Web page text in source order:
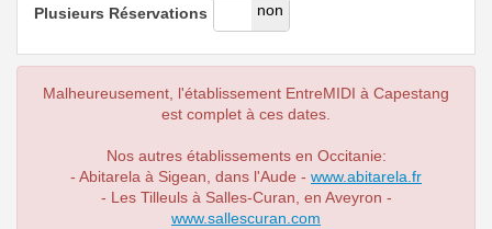
Plusieurs Réservations
oui non
Malheureusement, l'établissement EntreMIDI à Capestang
est complet à ces dates.
Nos autres établissements en Occitanie:
- Abitarela à Sigean, dans l'Aude - www.abitarela.fr
- Les Tilleuls à Salles-Curan, en Aveyron -
www.sallescuran.com